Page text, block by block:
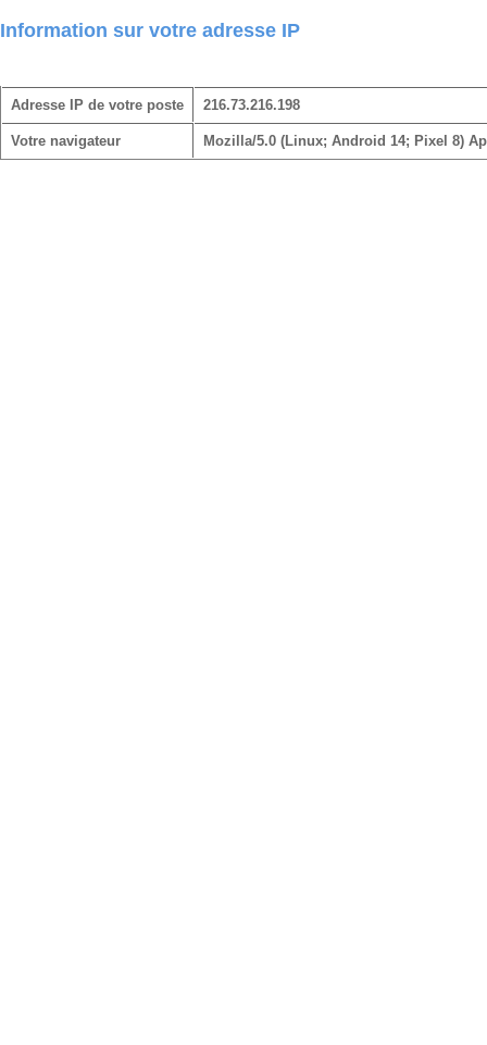
Information sur votre adresse IP
Adresse IP de votre poste 216.73.216.198
Votre navigateur Mozilla/5.0 (Linux; Android 14; Pixel 8)